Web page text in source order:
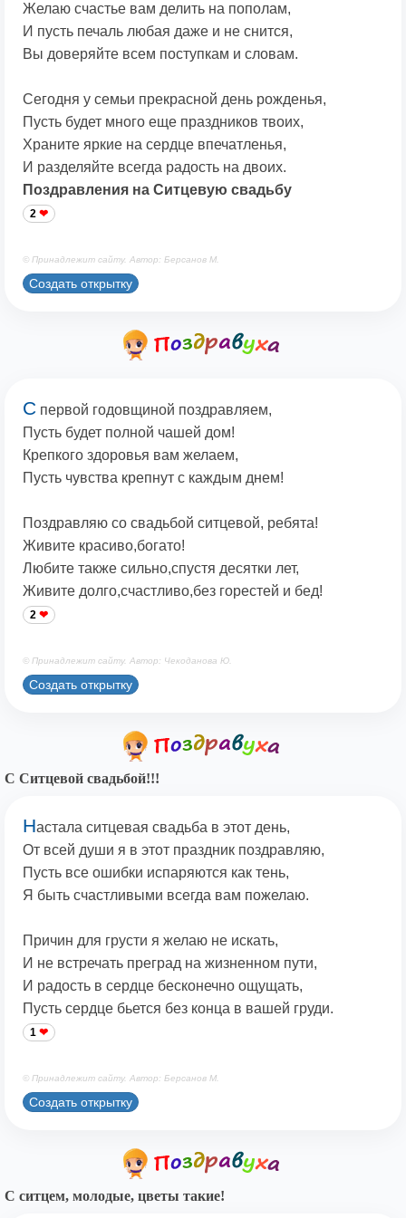
Желаю счастье вам делить на пополам,
И пусть печаль любая даже и не снится,
Вы доверяйте всем поступкам и словам.
Сегодня у семьи прекрасной день рожденья,
Пусть будет много еще праздников твоих,
Храните яркие на сердце впечатленья,
И разделяйте всегда радость на двоих.
Поздравления на Ситцевую свадьбу
2
© Принадлежит сайту. Автор: Берсанов М.
Создать открытку
С первой годовщиной поздравляем,
Пусть будет полной чашей дом!
Крепкого здоровья вам желаем,
Пусть чувства крепнут с каждым днем!
Поздравляю со свадьбой ситцевой, ребята!
Живите красиво,богато!
Любите также сильно,спустя десятки лет,
Живите долго,счастливо,без горестей и бед!
2
© Принадлежит сайту. Автор: Чекоданова Ю.
Создать открытку
С Ситцевой свадьбой!!!
Настала ситцевая свадьба в этот день,
От всей души я в этот праздник поздравляю,
Пусть все ошибки испаряются как тень,
Я быть счастливыми всегда вам пожелаю.
Причин для грусти я желаю не искать,
И не встречать преград на жизненном пути,
И радость в сердце бесконечно ощущать,
Пусть сердце бьется без конца в вашей груди.
1
© Принадлежит сайту. Автор: Берсанов М.
Создать открытку
С ситцем, молодые, цветы такие!